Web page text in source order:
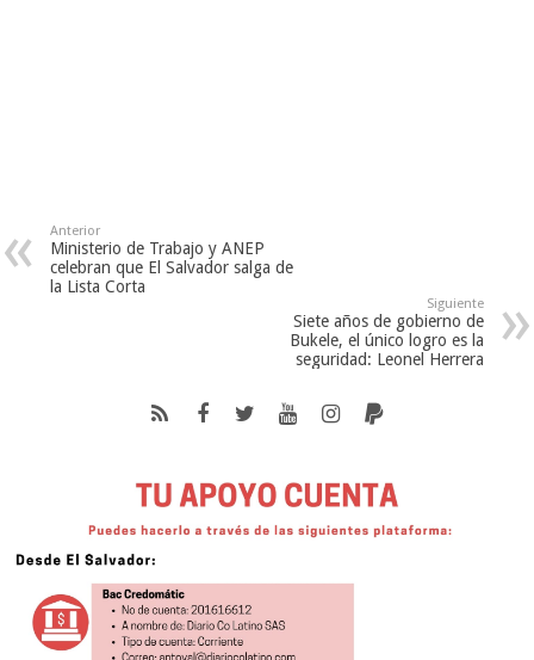
Anterior
Ministerio de Trabajo y ANEP
celebran que El Salvador salga de
la Lista Corta
Siguiente
Siete años de gobierno de
Bukele, el único logro es la
seguridad: Leonel Herrera